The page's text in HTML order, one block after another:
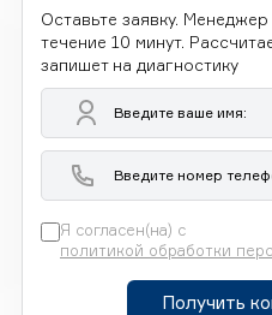
Оставьте заявку.
течение 10 минут.
запишет на диагностику
Я согласен(на) с
политикой обработки
Получить